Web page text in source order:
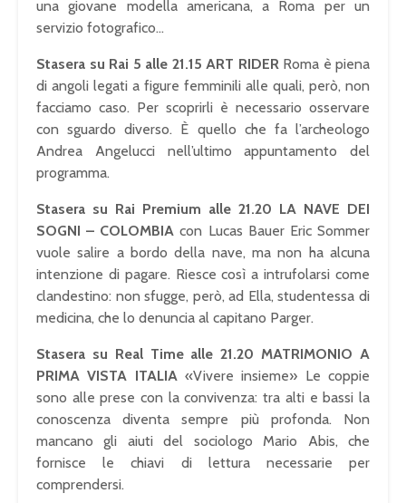
una giovane modella americana, a Roma per un
servizio fotografico…
Stasera su Rai 5 alle 21.15 ART RIDERRoma è piena
di angoli legati a figure femminili alle quali, però, non
facciamo caso. Per scoprirli è necessario osservare
con sguardo diverso. È quello che fa l’archeologo
Andrea Angelucci nell’ultimo appuntamento del
programma.
Stasera su Rai Premium alle 21.20 LA NAVE DEI
SOGNI – COLOMBIA con Lucas Bauer Eric Sommer
vuole salire a bordo della nave, ma non ha alcuna
intenzione di pagare. Riesce così a intrufolarsi come
clandestino: non sfugge, però, ad Ella, studentessa di
medicina, che lo denuncia al capitano Parger.
Stasera su Real Time alle 21.20 MATRIMONIO A
PRIMA VISTA ITALIA«Vivere insieme» Le coppie
sono alle prese con la convivenza: tra alti e bassi la
conoscenza diventa sempre più profonda. Non
mancano gli aiuti del sociologo Mario Abis, che
fornisce le chiavi di lettura necessarie per
comprendersi.